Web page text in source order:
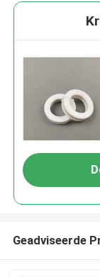
Geadviseerde